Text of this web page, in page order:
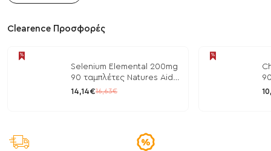
Clearence Προσφορές
Selenium Elemental 200mg
90 ταμπλέτες Natures Aid
/ Μέταλλα
14,14€16,63€
/